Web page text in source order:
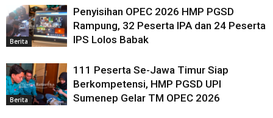
Berita
Penyisihan OPEC 2026 HMP PGSD
Rampung, 32 Peserta IPA dan 24 Peserta
IPS Lolos Babak
Berita
111 Peserta Se-Jawa Timur Siap
Berkompetensi, HMP PGSD UPI
Sumenep Gelar TM OPEC 2026